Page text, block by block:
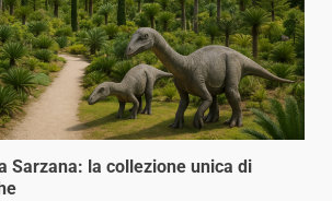
Sarzana: la collezione unica di